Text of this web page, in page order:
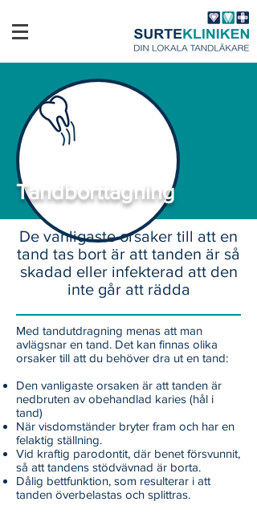
Tandborttagning
De vanligaste orsaker till att en
tand tas bort är att tanden är så
skadad eller infekterad att den
inte går att rädda
Med tandutdragning menas att man
avlägsnar en tand. Det kan finnas olika
orsaker till att du behöver dra ut en tand:
Den vanligaste orsaken är att tanden är
nedbruten av obehandlad karies (hål i
tand)
När visdomständer bryter fram och har en
felaktig ställning.
Vid kraftig parodontit, där benet försvunnit,
så att tandens stödvävnad är borta.
Dålig bettfunktion, som resulterar i att
tanden överbelastas och splittras.